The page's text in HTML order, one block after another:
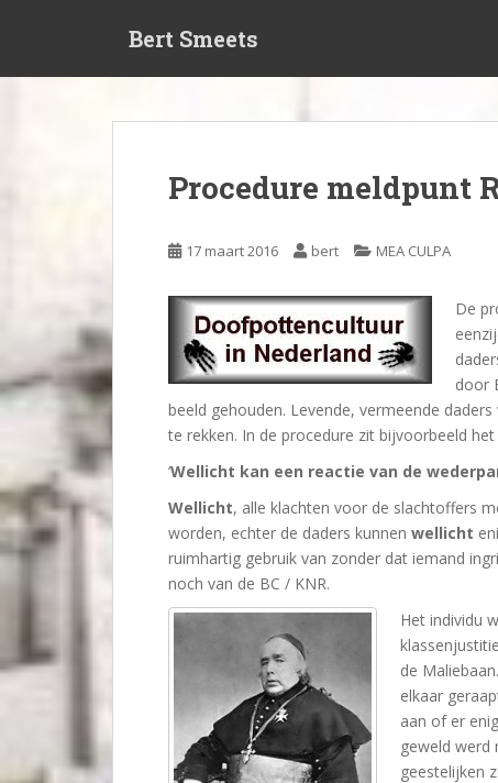
n
Bert Smeets
Procedure meldpunt
17 maart 2016 bert MEA CULPA
De
door
beeld gehouden. Levende, vermeende
te rekken. In de procedure zit bijvoorbeeld
‘Wellicht kan een reactie van de
Wellicht, alle klachten voor de slachtoffers
worden, echter de daders kunnen wellicht
ruimhartig gebruik van zonder dat iemand
noch van de BC / KNR.
Het individu
de
elkaar
aan of er
geweld
geestelijken